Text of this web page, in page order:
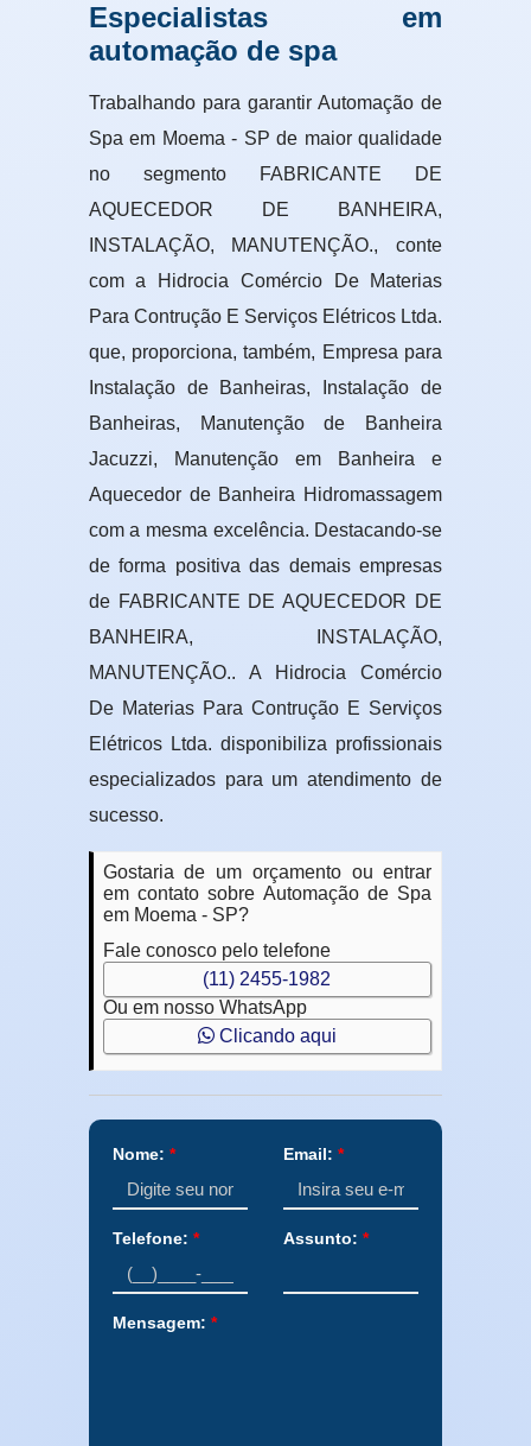
Especialistas em
automação de spa
Trabalhando para garantir Automação de
Spa em Moema - SP de maior qualidade
no segmento FABRICANTE DE
AQUECEDOR DE BANHEIRA,
INSTALAÇÃO, MANUTENÇÃO., conte
com a Hidrocia Comércio De Materias
Para Contrução E Serviços Elétricos Ltda.
que, proporciona, também, Empresa para
Instalação de Banheiras, Instalação de
Banheiras, Manutenção de Banheira
Jacuzzi, Manutenção em Banheira e
Aquecedor de Banheira Hidromassagem
com a mesma excelência. Destacando-se
de forma positiva das demais empresas
de FABRICANTE DE AQUECEDOR DE
BANHEIRA, INSTALAÇÃO,
MANUTENÇÃO.. A Hidrocia Comércio
De Materias Para Contrução E Serviços
Elétricos Ltda. disponibiliza profissionais
especializados para um atendimento de
sucesso.
Gostaria de um orçamento ou entrar
em contato sobre Automação de Spa
em Moema - SP?
Fale conosco pelo telefone
(11) 2455-1982
Ou em nosso WhatsApp
Clicando aqui
Nome: * Email: *
Telefone: * Assunto: *
Mensagem: *